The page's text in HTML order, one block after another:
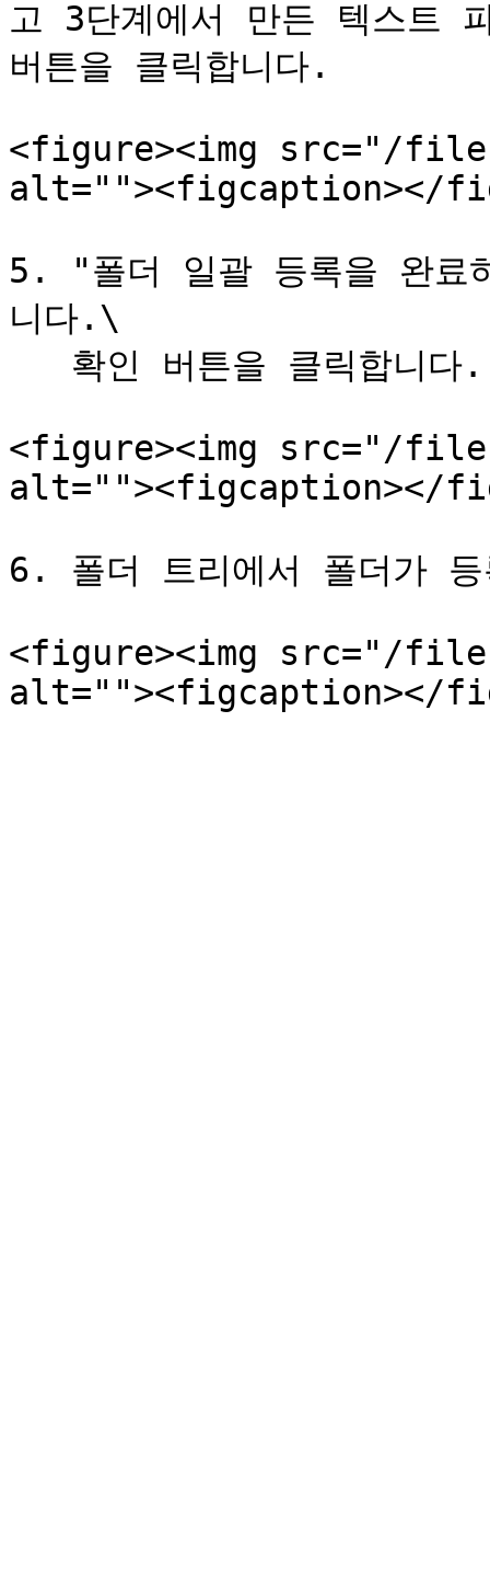
고 3단계에서 만든 텍스트
버튼을 클릭합니다.
<figure><img src="/files/
alt=""><figcaption></
5. "폴더 일괄 등록을 완료
니다.\
<figure><img src="/files/
alt=""><figcaption></
6. 폴더 트리에서 폴더가
<figure><img src="/files/